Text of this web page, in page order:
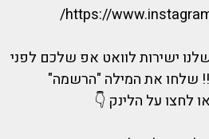
https://
ישירות לוואט אפ שלכם לפני
שלחו את המילה "הרשמה"